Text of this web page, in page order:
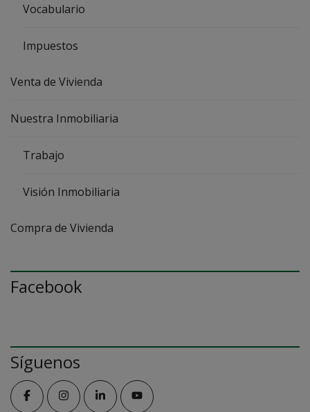
Vocabulario
Impuestos
Venta de Vivienda
Nuestra Inmobiliaria
Trabajo
Visión Inmobiliaria
Compra de Vivienda
Facebook
Síguenos